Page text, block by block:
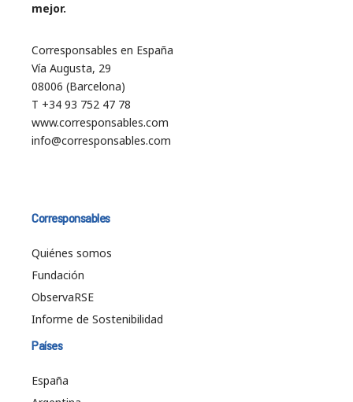
mejor.
Corresponsables en España
Vía Augusta, 29
08006 (Barcelona)
T +34 93 752 47 78
www.corresponsables.com
info@corresponsables.com
Corresponsables
Quiénes somos
Fundación
ObservaRSE
Informe de Sostenibilidad
Países
España